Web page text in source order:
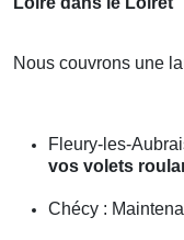
Nous couvrons une
Fleury-les-
vos volets
Chécy :